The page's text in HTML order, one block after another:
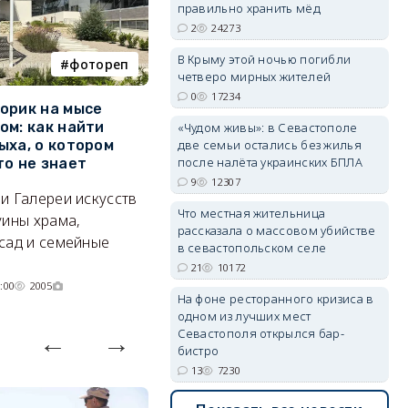
фотореп
на мысе
как найти
о котором
не знает
Галереи искусств
храма,
и семейные
2005
работа
Где в Севастополе можно
заработать 100 тысяч в
месяц
А где — несоизмеримо меньше.
erid: 2SDnjdvhGXG
правильно хранить мёд
2 24273
В Крыму этой ночью погибли
четверо мирных жителей
0 17234
«Чудом живы»: в Севастополе
две семьи остались без жилья
после налёта украинских БПЛА
9 12307
Что местная жительница
рассказала о массовом убийстве
в севастопольском селе
21 10172
На фоне ресторанного кризиса в
одном из лучших мест
Севастополя открылся бар-
бистро
13 7230